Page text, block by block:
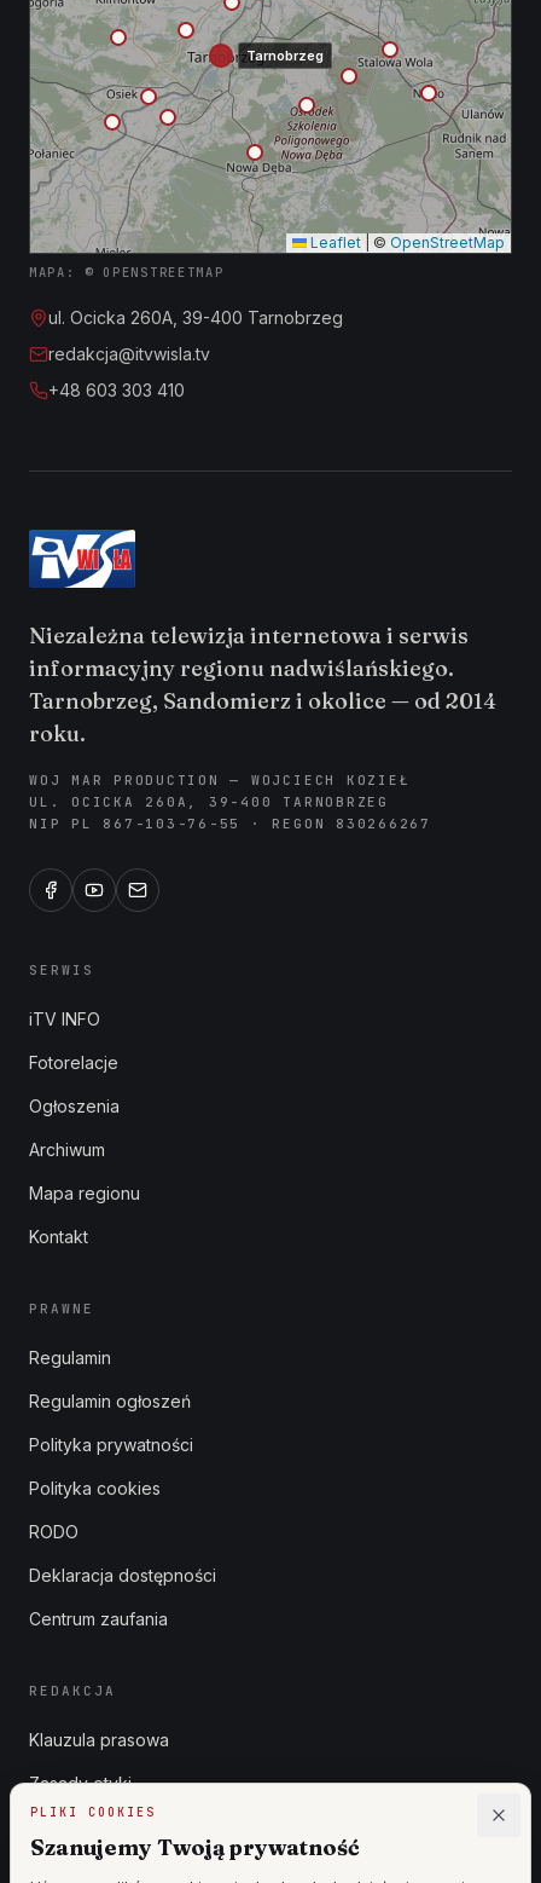
PLIKI COOKIES
Szanujemy Twoją prywatność
Tarnobrzeg
Leaflet © OpenStreetMap
MAPA: © OPENSTREETMAP
ul. Ocicka 260A, 39-400 Tarnobrzeg
redakcja@itvwisla.tv
+48 603 303 410
Niezależna telewizja internetowa i serwis
informacyjny regionu nadwiślańskiego.
Tarnobrzeg, Sandomierz i okolice — od 2014
roku.
WOJ MAR PRODUCTION — WOJCIECH KOZIEŁ
UL. OCICKA 260A, 39-400 TARNOBRZEG
NIP PL 867-103-76-55 · REGON 830266267
SERWIS
iTV INFO
Fotorelacje
Ogłoszenia
Archiwum
Mapa regionu
Kontakt
PRAWNE
Regulamin
Regulamin ogłoszeń
Polityka prywatności
Polityka cookies
RODO
Deklaracja dostępności
Centrum zaufania
REDAKCJA
Klauzula prasowa
Zasady etyki